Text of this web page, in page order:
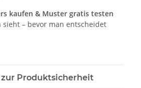
kaufen & Muster gratis testen
– bevor man entscheidet
Produktsicherheit